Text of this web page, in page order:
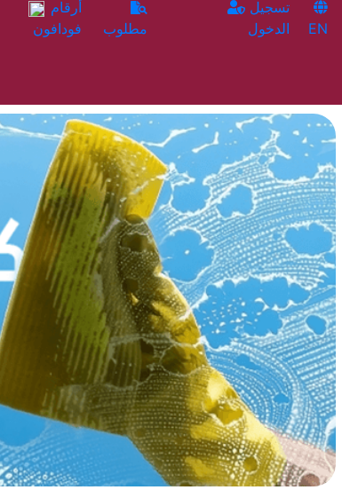
فودافون
مطلوب
الدخول
EN